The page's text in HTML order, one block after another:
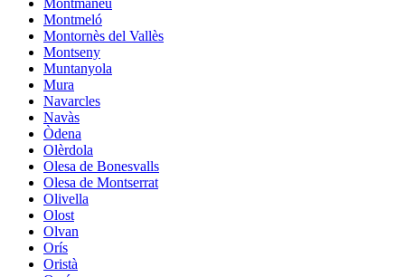
Montmeló
Montornès del Vallès
Montseny
Muntanyola
Mura
Navarcles
Navàs
Òdena
Olèrdola
Olesa de Bonesvalls
Olesa de Montserrat
Olivella
Olost
Olvan
Orís
Oristà